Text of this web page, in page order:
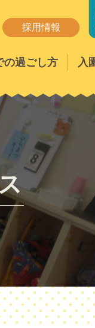
採用情報
の過ごし方 入